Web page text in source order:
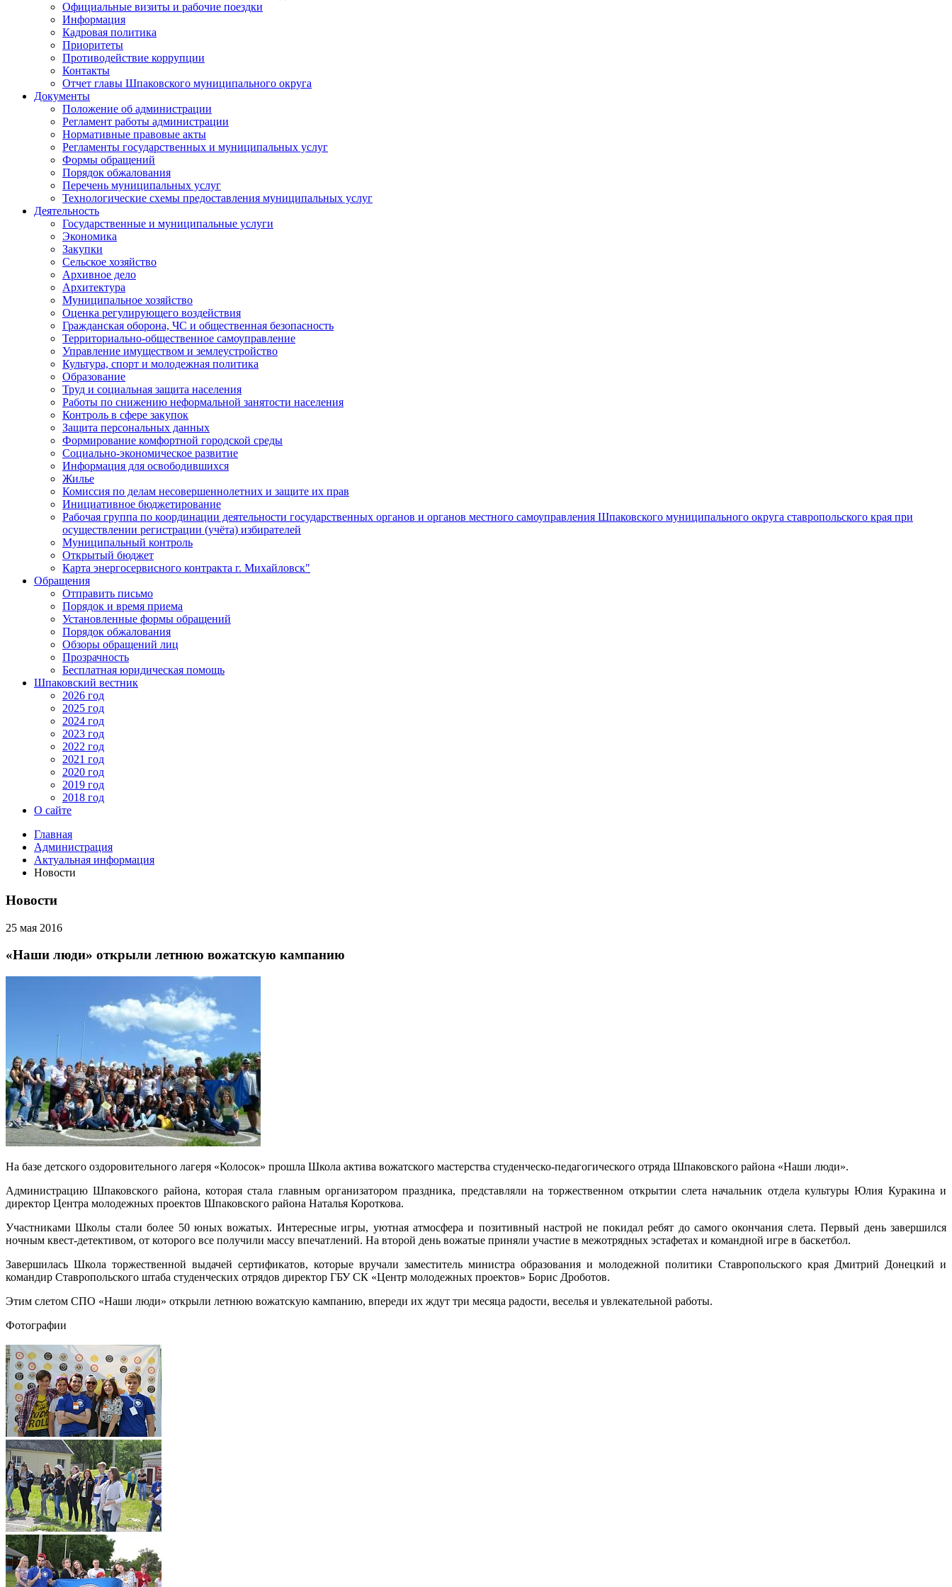
Официальные визиты и рабочие поездки
Информация
Кадровая политика
Приоритеты
Противодействие коррупции
Контакты
Отчет главы Шпаковского муниципального округа
Документы
Положение об администрации
Регламент работы администрации
Нормативные правовые акты
Регламенты государственных и муниципальных услуг
Формы обращений
Порядок обжалования
Перечень муниципальных услуг
Технологические схемы предоставления муниципальных услуг
Деятельность
Государственные и муниципальные услуги
Экономика
Закупки
Сельское хозяйство
Архивное дело
Архитектура
Муниципальное хозяйство
Оценка регулирующего воздействия
Гражданская оборона, ЧС и общественная безопасность
Территориально-общественное самоуправление
Управление имуществом и землеустройство
Культура, спорт и молодежная политика
Образование
Труд и социальная защита населения
Работы по снижению неформальной занятости населения
Контроль в сфере закупок
Защита персональных данных
Формирование комфортной городской среды
Социально-экономическое развитие
Информация для освободившихся
Жилье
Комиссия по делам несовершеннолетних и защите их прав
Инициативное бюджетирование
Рабочая группа по координации деятельности государственных органов и органов местного самоуправления Шпаковского муниципального округа ставропольского края при
осуществлении регистрации (учёта) избирателей
Муниципальный контроль
Открытый бюджет
Карта энергосервисного контракта г. Михайловск"
Обращения
Отправить письмо
Порядок и время приема
Установленные формы обращений
Порядок обжалования
Обзоры обращений лиц
Прозрачность
Бесплатная юридическая помощь
Шпаковский вестник
2026 год
2025 год
2024 год
2023 год
2022 год
2021 год
2020 год
2019 год
2018 год
О сайте
Главная
Администрация
Актуальная информация
Новости
Новости
25 мая 2016
«Наши люди» открыли летнюю вожатскую кампанию
На базе детского оздоровительного лагеря «Колосок» прошла Школа актива вожатского мастерства студенческо-педагогического отряда Шпаковского района «Наши люди».
Администрацию Шпаковского района, которая стала главным организатором праздника, представляли на торжественном открытии слета начальник отдела культуры Юлия Куракина и
директор Центра молодежных проектов Шпаковского района Наталья Короткова.
Участниками Школы стали более 50 юных вожатых. Интересные игры, уютная атмосфера и позитивный настрой не покидал ребят до самого окончания слета. Первый день завершился
ночным квест-детективом, от которого все получили массу впечатлений. На второй день вожатые приняли участие в межотрядных эстафетах и командной игре в баскетбол.
Завершилась Школа торжественной выдачей сертификатов, которые вручали заместитель министра образования и молодежной политики Ставропольского края Дмитрий Донецкий и
командир Ставропольского штаба студенческих отрядов директор ГБУ СК «Центр молодежных проектов» Борис Дроботов.
Этим слетом СПО «Наши люди» открыли летнюю вожатскую кампанию, впереди их ждут три месяца радости, веселья и увлекательной работы.
Фотографии